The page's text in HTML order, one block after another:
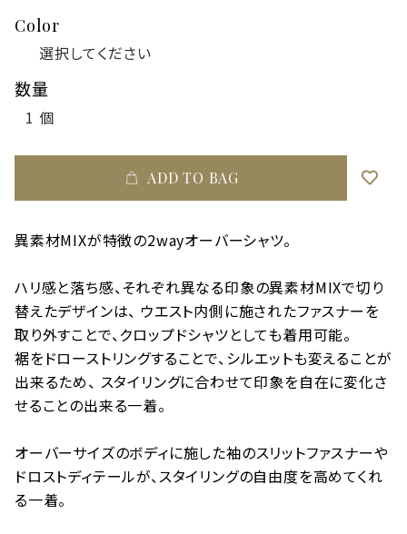
Color
数量
ADD TO BAG
異素材MIXが特徴の2wayオーバーシャツ。
ハリ感と落ち感、それぞれ異なる印象の異素材MIXで切り
替えたデザインは、 ウエスト内側に施されたファスナーを
取り外すことで、クロップドシャツとしても着用可能。
裾をドローストリングすることで、シルエットも変えることが
出来るため、 スタイリングに合わせて印象を自在に変化さ
せることの出来る一着。
オーバーサイズのボディに施した袖のスリットファスナーや
ドロストディテールが、スタイリングの自由度を高めてくれ
る一着。